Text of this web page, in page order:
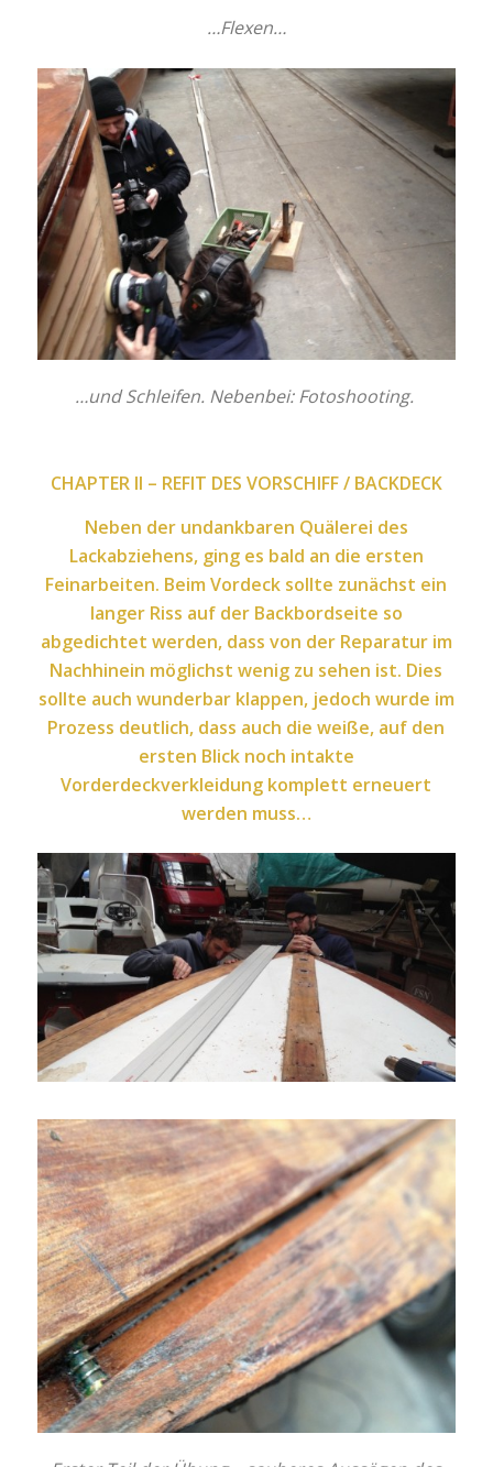
…Flexen…
…und Schleifen. Nebenbei: Fotoshooting.
CHAPTER II – REFIT DES VORSCHIFF / BACKDECK
Neben der undankbaren Quälerei des
Lackabziehens, ging es bald an die ersten
Feinarbeiten. Beim Vordeck sollte zunächst ein
langer Riss auf der Backbordseite so
abgedichtet werden, dass von der Reparatur im
Nachhinein möglichst wenig zu sehen ist. Dies
sollte auch wunderbar klappen, jedoch wurde im
Prozess deutlich, dass auch die weiße, auf den
ersten Blick noch intakte
Vorderdeckverkleidung komplett erneuert
werden muss…